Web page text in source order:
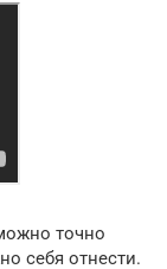
точно
себя отнести.